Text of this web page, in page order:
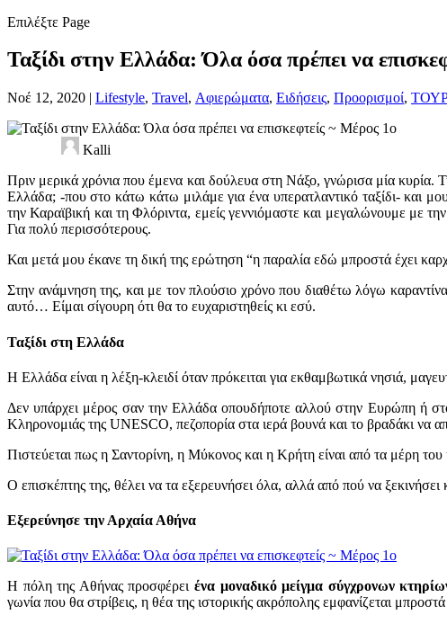
Επιλέξτε Page
Ταξίδι στην Ελλάδα: Όλα όσα πρέπει να
Νοέ 12, 2020 | Lifestyle, Travel, Αφιερώματα, Ειδήσεις, Προορισμοί,
Kalli
Πριν μερικά χρόνια που έμενα και δούλευα στη Νάξο, γνώρισα μία
Ελλάδα; -που στο κάτω κάτω μιλάμε για ένα υπερατλαντικό ταξίδι- και
την Καραϊβική και τη Φλόριντα, εμείς γεννιόμαστε και μεγαλώνουμε με
Για πολύ περισσότερους.
Και μετά μου έκανε τη δική της ερώτηση “η παραλία εδώ μπροστά έχει
Στην ανάμνηση της, και με τον πλούσιο χρόνο που διαθέτω λόγω
αυτό… Είμαι σίγουρη ότι θα το ευχαριστηθείς κι εσύ.
Ταξίδι στη Ελλάδα
Η Ελλάδα είναι η λέξη-κλειδί όταν πρόκειται για εκθαμβωτικά νησιά,
Δεν υπάρχει μέρος σαν την Ελλάδα οπουδήποτε αλλού στην Ευρώπη ή
Κληρονομιάς της UNESCO, πεζοπορία στα ιερά βουνά και το βραδάκι να
Πιστεύεται πως η Σαντορίνη, η Μύκονος και η Κρήτη είναι από τα μέρη
Ο επισκέπτης της, θέλει να τα εξερευνήσει όλα, αλλά από πού να ξεκινήσει
Εξερεύνησε την Αρχαία Αθήνα
Η πόλη της Αθήνας προσφέρει ένα μοναδικό μείγμα σύγχρονων
γωνία που θα στρίβεις, η θέα της ιστορικής ακρόπολης εμφανίζεται